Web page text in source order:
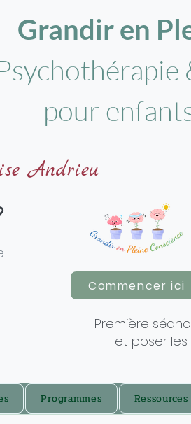
Grandir en
pour
Andrieu
Commencer ici
Première
et poser les
Programmes Ressources